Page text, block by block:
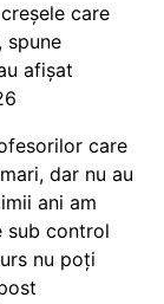
care
spune
afișat
care
dar nu au
ani am
sub control
nu poți